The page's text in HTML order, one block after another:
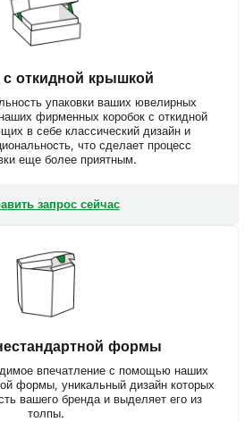
с откидной крышкой
упаковки ваших ювелирных
фирменных коробок с откидной
в себе классический дизайн и
что сделает процесс
еще более приятным.
запрос сейчас
формы
впечатление с помощью наших
формы, уникальный дизайн которых
вашего бренда и выделяет его из
толпы.